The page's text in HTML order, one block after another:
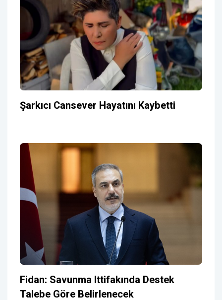
Şarkıcı Cansever Hayatını Kaybetti
Fidan: Savunma Ittifakında Destek
Talebe Göre Belirlenecek